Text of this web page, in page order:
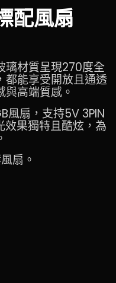
配風扇
璃材質呈現270度全
都能享受開放且通透
高端質感。
風扇，支持5V 3PIN
效果獨特且酷炫，為
扇。